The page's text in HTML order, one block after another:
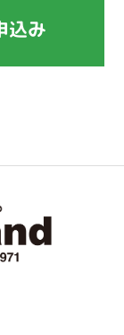
込み